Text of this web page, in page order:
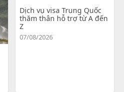
Dịch vụ visa Trung Quốc
thăm thân hỗ trợ từ A đến
Z
07/08/2026